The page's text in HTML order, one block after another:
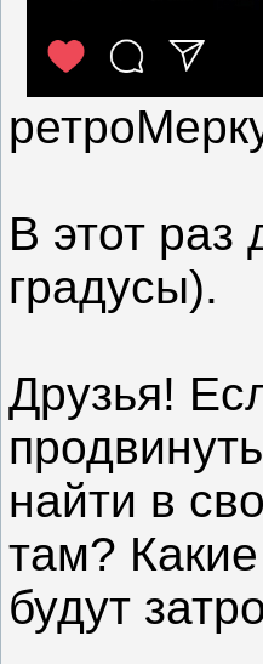
В этот раз
градусы).
Друзья!
найти в
там?
будут